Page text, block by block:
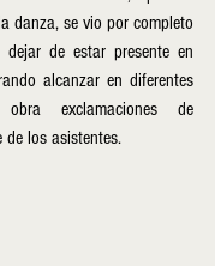
danza, se vio por completo
de estar presente en
alcanzar en diferentes
exclamaciones de
de los asistentes.